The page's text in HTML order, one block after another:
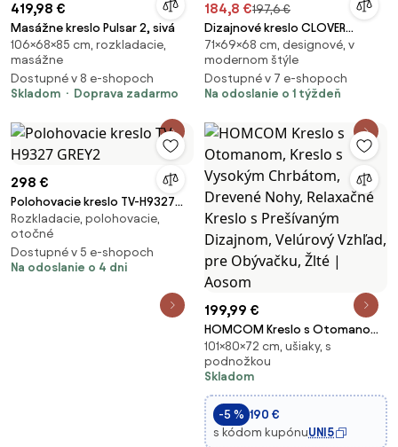
419,98 €
Masážne kreslo Pulsar 2, sivá
106×68×85 cm, rozkladacie,
masážne
Dostupné v 8 e-shopoch
Skladom
Doprava zadarmo
184,8 €197,6 €
Dizajnové kreslo CLOVER
BREGO, horčicové
71×69×68 cm, designové, v
modernom štýle
Dostupné v 7 e-shopoch
Na odoslanie o 1 týždeň
298 €
Polohovacie kreslo TV-H9327
GREY2
Rozkladacie, polohovacie,
otočné
Dostupné v 5 e-shopoch
Na odoslanie o 4 dni
199,99 €
HOMCOM Kreslo s Otomanom,
Kreslo s Vysokým Chrbátom,
Drevené Nohy, Relaxačné Kreslo
s Prešívaným Dizajnom,
Velúrový Vzhľad, pre Obývačku,
Žlté | Aosom
101×80×72 cm, ušiaky, s
podnožkou
Skladom
-5 % 190 €
s kódom kupónuUNI5